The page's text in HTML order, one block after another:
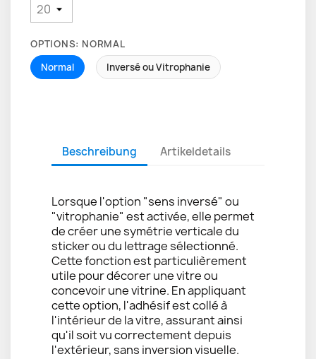
OPTIONS: NORMAL
Normal
Inversé ou Vitrophanie
Beschreibung Artikeldetails
Lorsque l'option "sens inversé" ou
"vitrophanie" est activée, elle permet
de créer une symétrie verticale du
sticker ou du lettrage sélectionné.
Cette fonction est particulièrement
utile pour décorer une vitre ou
concevoir une vitrine. En appliquant
cette option, l'adhésif est collé à
l'intérieur de la vitre, assurant ainsi
qu'il soit vu correctement depuis
l'extérieur, sans inversion visuelle.